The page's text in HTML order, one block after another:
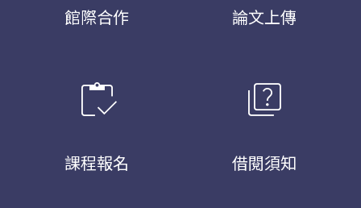
館際合作 論文上傳
inventory
課程報名
quiz
借閱須知